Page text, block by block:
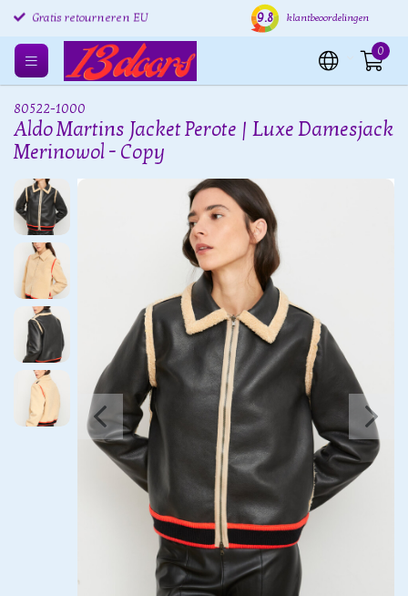
Gratis retourneren EU Verzending binnen 24 uur
9.8 klantbeoordelingen
0
80522-1000
Aldo Martins Jacket Perote | Luxe Damesjack
Merinowol - Copy